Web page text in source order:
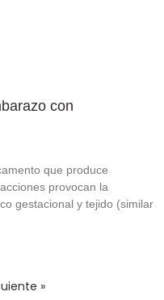
con
que produce
provocan la
gestacional y tejido (similar
»